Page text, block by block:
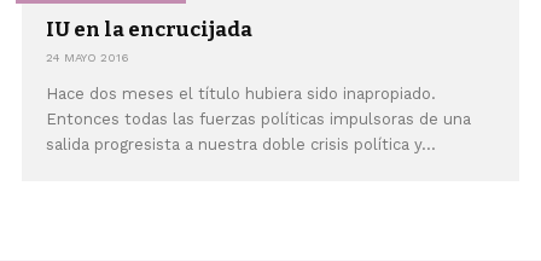
IU en la encrucijada
24 MAYO 2016
Hace dos meses el título hubiera sido inapropiado.
Entonces todas las fuerzas políticas impulsoras de una
salida progresista a nuestra doble crisis política y...